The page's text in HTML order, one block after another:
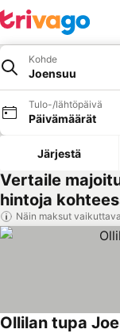
Kohde
Joensuu
Tulo-/lähtöpäivä
Päivämäärät
Järjestä
Vertaile
hintoja
Näin maksut
Ollilan tupa